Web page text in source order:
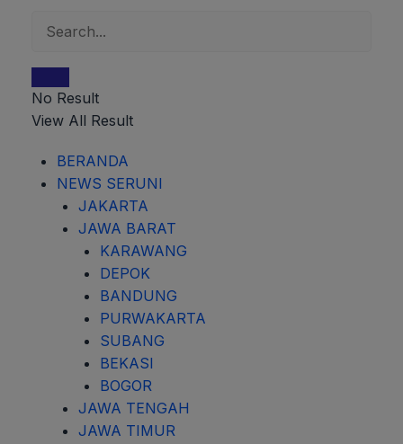
No Result
View All Result
BERANDA
NEWS SERUNI
JAKARTA
JAWA BARAT
KARAWANG
DEPOK
BANDUNG
PURWAKARTA
SUBANG
BEKASI
BOGOR
JAWA TENGAH
JAWA TIMUR